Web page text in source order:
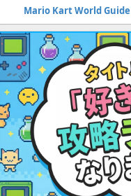
Mario Kart World